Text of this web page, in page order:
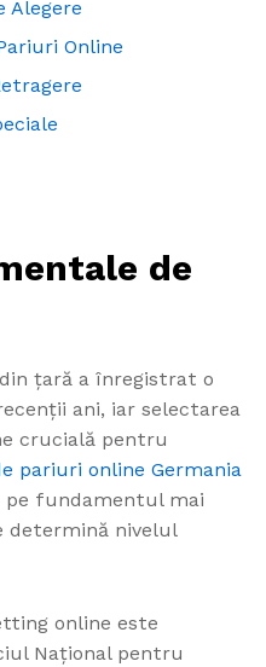
Alegere
Online
de
țară a înregistrat o
ani, iar selectarea
crucială pentru
pariuri online Germania
pe fundamentul mai
determină nivelul
online este
Național pentru